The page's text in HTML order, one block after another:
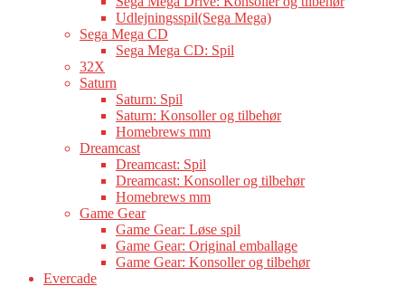
Udlejningsspil(Sega Mega)
Sega Mega CD
Sega Mega CD: Spil
32X
Saturn
Saturn: Spil
Saturn: Konsoller og tilbehør
Homebrews mm
Dreamcast
Dreamcast: Spil
Dreamcast: Konsoller og tilbehør
Homebrews mm
Game Gear
Game Gear: Løse spil
Game Gear: Original emballage
Game Gear: Konsoller og tilbehør
Evercade